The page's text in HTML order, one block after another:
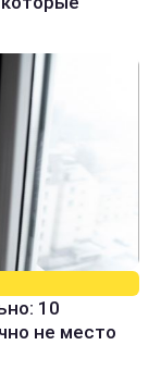
10
не место